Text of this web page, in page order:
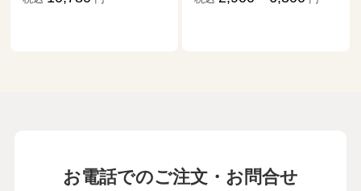
お電話でのご注文・お問合せ